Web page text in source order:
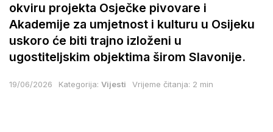
okviru projekta Osječke pivovare i
Akademije za umjetnost i kulturu u Osijeku
uskoro će biti trajno izloženi u
ugostiteljskim objektima širom Slavonije.
19/06/2026 Kategorija: Vijesti Vrijeme čitanja: 2 min